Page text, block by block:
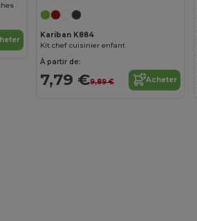
Kariban K884
Kit chef cuisinier enfant
À partir de:
7,79 €9,89 € Acheter